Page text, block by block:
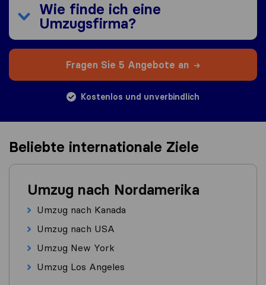
Wie finde ich eine
Umzugsfirma?
Fragen Sie 5 Angebote an
Kostenlos und unverbindlich
Beliebte internationale Ziele
Umzug nach Nordamerika
Umzug nach Kanada
Umzug nach USA
Umzug New York
Umzug Los Angeles